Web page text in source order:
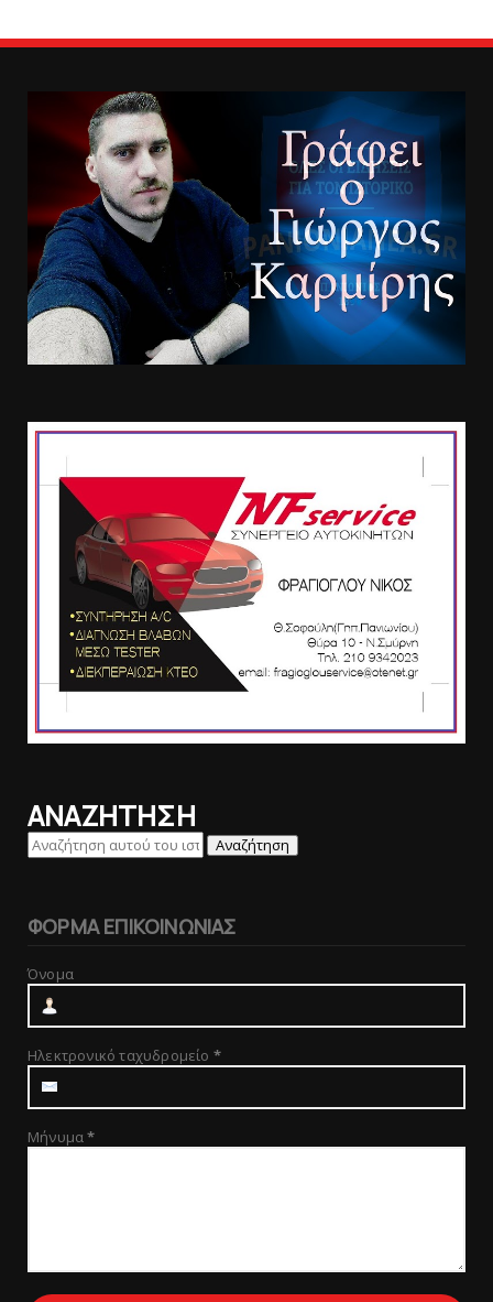
ΑΝΑΖΗΤΗΣΗ
ΦΟΡΜΑ ΕΠΙΚΟΙΝΩΝΙΑΣ
Όνομα
Ηλεκτρονικό ταχυδρομείο *
Μήνυμα*